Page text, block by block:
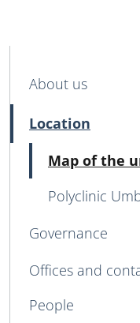
MENU CEV
About us
Location
Active
Map of the
Polyclinic
Governance
Offices and
People